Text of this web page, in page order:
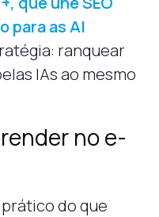
para as AI
ranquear
IAs ao mesmo
no e-
do que